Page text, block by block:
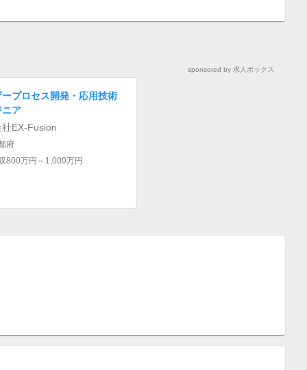
sponsored by 求人ボックス
プロセス開発・応用技術
ニア
EX-Fusion
府
800万円～1,000万円